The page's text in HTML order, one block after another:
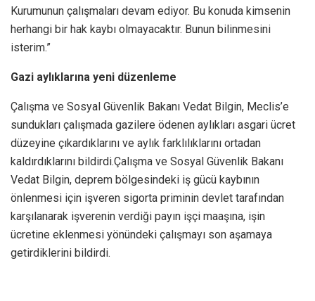
Kurumunun çalışmaları devam ediyor. Bu konuda kimsenin
herhangi bir hak kaybı olmayacaktır. Bunun bilinmesini
isterim.”
Gazi aylıklarına yeni düzenleme
Çalışma ve Sosyal Güvenlik Bakanı Vedat Bilgin, Meclis’e
sundukları çalışmada gazilere ödenen aylıkları asgari ücret
düzeyine çıkardıklarını ve aylık farklılıklarını ortadan
kaldırdıklarını bildirdi.Çalışma ve Sosyal Güvenlik Bakanı
Vedat Bilgin, deprem bölgesindeki iş gücü kaybının
önlenmesi için işveren sigorta priminin devlet tarafından
karşılanarak işverenin verdiği payın işçi maaşına, işin
ücretine eklenmesi yönündeki çalışmayı son aşamaya
getirdiklerini bildirdi.